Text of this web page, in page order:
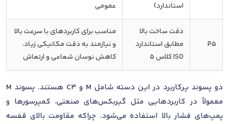
استاندارد)
عمومی
P5
دقت ساخت بالا
مطابق استاندارد
ISO کلاس 5
مناسب برای کاربردهای با سرعت بالا
و نیازمند به دقت مکانیکی زیاد،
کاهش نوسان شعاعی و ارتعاش
دو پسوند پرکاربرد در این دسته شامل M و C3 هستند. پسوند M
معمولاً در کاربردهایی مثل گیربکس‌های صنعتی، کمپرسورها و
پمپ‌های فشار بالا استفاده می‌شود، چراکه مقاومت بالای قفسه